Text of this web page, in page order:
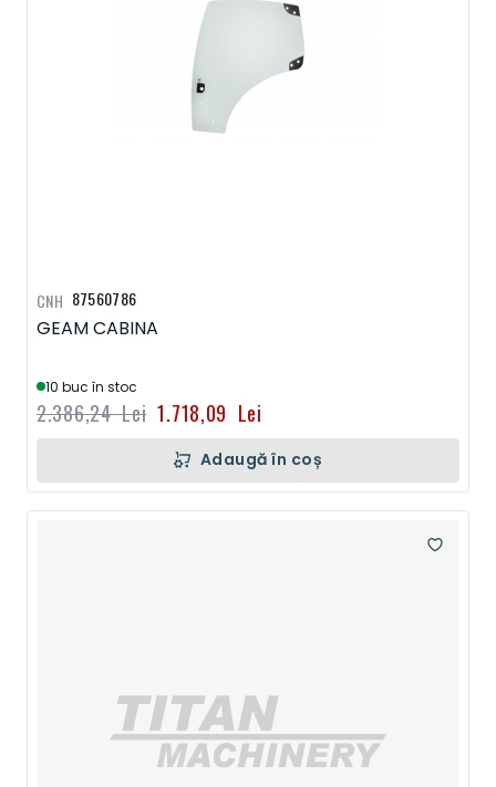
87560786
GEAM CABINA
10 buc în stoc
1.718,09 Lei
2.386,24 Lei
CNH
Adaugă în coș